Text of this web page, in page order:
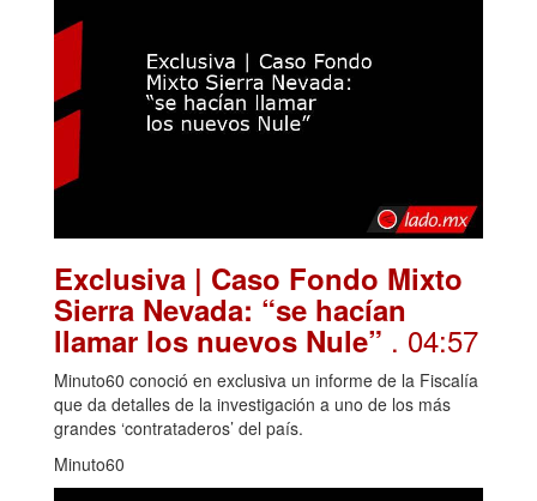
Exclusiva | Caso Fondo Mixto
Sierra Nevada: “se hacían
llamar los nuevos Nule” . 04:57
Minuto60 conoció en exclusiva un informe de la Fiscalía
que da detalles de la investigación a uno de los más
grandes ‘contrataderos’ del país.
Minuto60